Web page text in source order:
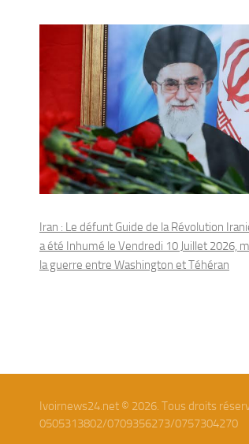
Iran : Le défunt Guide de la Révolution
a été Inhumé le Vendredi 10 Juillet 2026,
la guerre entre Washington et Téhéran
Ivoirnews24.net © 2026. Tous droits
0505313802/0709356273/0757304270